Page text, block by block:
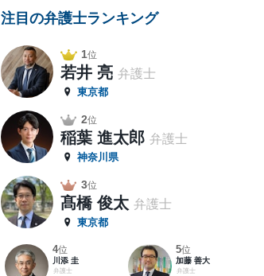
注目の弁護士ランキング
1位
若井 亮 弁護士
東京都
2位
稲葉 進太郎 弁護士
神奈川県
3位
髙橋 俊太 弁護士
東京都
4位
川添 圭
弁護士
5位
加藤 善大
弁護士